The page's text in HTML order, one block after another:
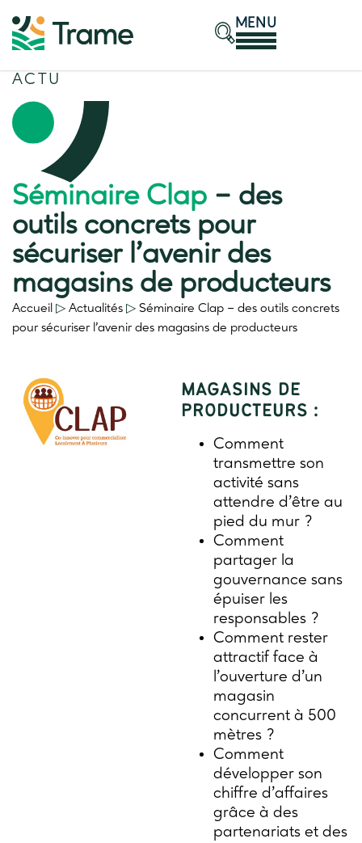
MENU
ACTU
Séminaire Clap – des
outils concrets pour
sécuriser l’avenir des
magasins de producteurs
Accueil ▷ Actualités ▷ Séminaire Clap – des outils concrets
pour sécuriser l’avenir des magasins de producteurs
MAGASINS DE
PRODUCTEURS :
Comment
transmettre son
activité sans
attendre d’être au
pied du mur ?
Comment
partager la
gouvernance sans
épuiser les
responsables ?
Comment rester
attractif face à
l’ouverture d’un
magasin
concurrent à 500
mètres ?
Comment
développer son
chiffre d’affaires
grâce à des
partenariats et des